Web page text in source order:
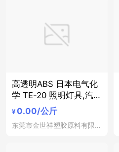
高透明ABS 日本电气化
学 TE-20 照明灯具,汽
车部件 食品级ABS
¥ 0.00/公斤
东莞市金世祥塑胶原料有限公司